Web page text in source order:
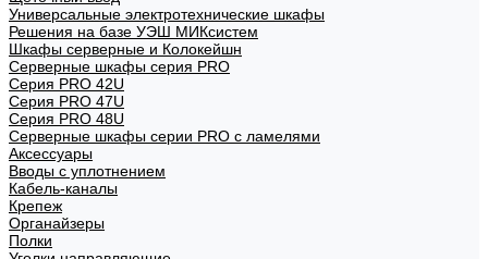
Универсальные электротехнические шкафы
Решения на базе УЭШ МИКсистем
Шкафы серверные и Колокейшн
Серверные шкафы серия PRO
Серия PRO 42U
Серия PRO 47U
Серия PRO 48U
Серверные шкафы серии PRO с ламелями
Аксессуары
Вводы с уплотнением
Кабель-каналы
Крепеж
Органайзеры
Полки